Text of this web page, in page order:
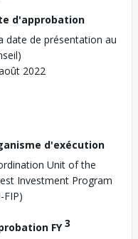
d'approbation
date de présentation au
2022
d'exécution
Unit of the
Investment Program
FIP)
FY3